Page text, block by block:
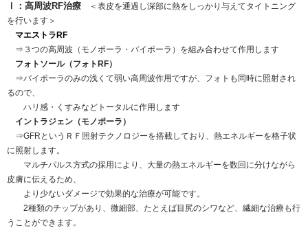
Ⅰ：高周波RF治療 ＜表皮を通過し深部に熱をしっかり与えてタイトニング
を行います＞
マエストラRF
⇒３つの高周波（モノポーラ・バイポーラ）を組み合わせて作用します
フォトソール（フォトRF）
⇒バイポーラのみの浅くて弱い高周波作用ですが、フォトも同時に照射され
るので、
ハリ感・くすみなどトータルに作用します
イントラジェン（モノポーラ）
⇒GFRというＲＦ照射テクノロジーを搭載しており、熱エネルギーを格子状
に照射します。
マルチパルス方式の採用により、大量の熱エネルギーを数回に分けながら
皮膚に伝えるため、
より少ないダメージで効果的な治療が可能です。
2種類のチップがあり、微細部、たとえば目尻のシワなど、繊細な治療も行
うことができます。